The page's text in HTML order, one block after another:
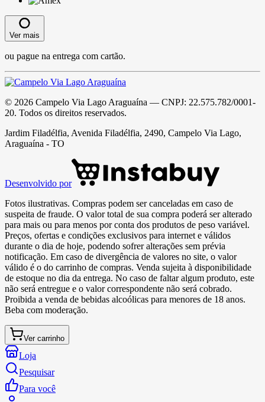
Ver mais
ou pague na entrega com cartão.
© 2026 Campelo Via Lago Araguaína — CNPJ: 22.575.782/0001-
20. Todos os direitos reservados.
Jardim Filadélfia, Avenida Filadélfia, 2490, Campelo Via Lago,
Araguaína - TO
Desenvolvido por
Fotos ilustrativas. Compras podem ser canceladas em caso de
suspeita de fraude. O valor total de sua compra poderá ser alterado
para mais ou para menos por conta dos produtos de peso variável.
Preços, ofertas e condições exclusivos para internet e válidos
durante o dia de hoje, podendo sofrer alterações sem prévia
notificação. Em caso de divergência de valores no site, o valor
válido é o do carrinho de compras. Venda sujeita à disponibilidade
de estoque no dia da entrega. No caso de faltar algum produto, este
não será entregue e o valor correspondente não será cobrado.
Proibida a venda de bebidas alcoólicas para menores de 18 anos.
Beba com moderação.
Ver carrinho
Loja
Pesquisar
Para você